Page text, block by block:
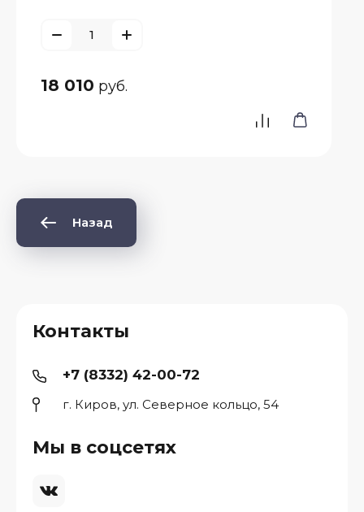
18 010 руб.
Назад
Контакты
+7 (8332) 42-00-72
г. Киров, ул. Северное кольцо, 54
Мы в соцсетях